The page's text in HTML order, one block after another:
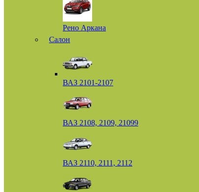
Рено Аркана
Салон
ВАЗ 2101-2107
ВАЗ 2108, 2109, 21099
ВАЗ 2110, 2111, 2112